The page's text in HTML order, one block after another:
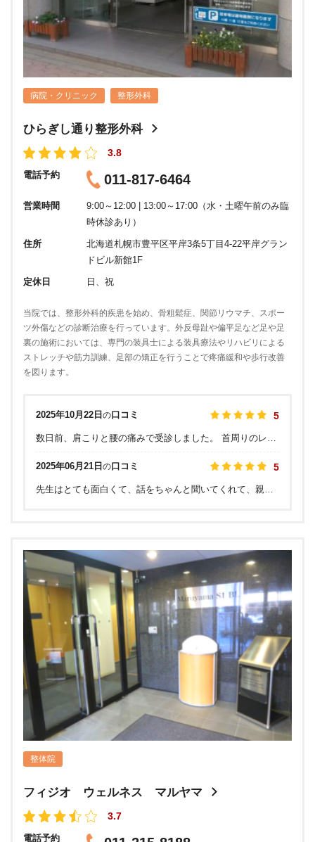
病院・クリニック 整形外科
ひらぎし通り整形外科
3.8
電話予約 011-817-6464
営業時間
9:00～12:00 | 13:00～17:00（水・土曜午前のみ臨
時休診あり）
住所
北海道札幌市豊平区平岸3条5丁目4-22平岸グラン
ドビル新館1F
定休日 日、祝
当院では、整形外科的疾患を始め、骨粗鬆症、関節リウマチ、スポー
ツ外傷などの診断治療を行っています。外反母趾や偏平足など足や足
裏の施術においては、専門の装具士による装具療法やリハビリによる
ストレッチや筋力訓練、足部の矯正を行うことで疼痛緩和や歩行改善
を図ります。
2025年10月22日の口コミ 5
2025年06月21日の口コミ 5
整体院
フィジオ ウェルネス マルヤマ
3.7
電話予約